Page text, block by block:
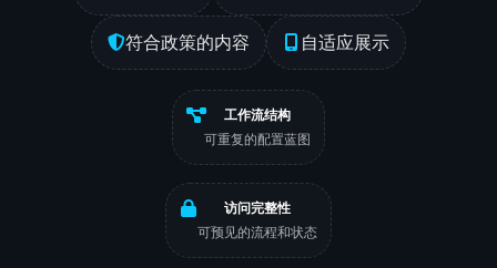
符合政策的内容 自适应展示
工作流结构
可重复的配置蓝图
访问完整性
可预见的流程和状态